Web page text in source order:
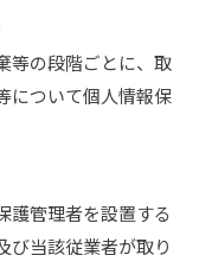
等の段階ごとに、取
について個人情報保
護管理者を設置する
び当該従業者が取り